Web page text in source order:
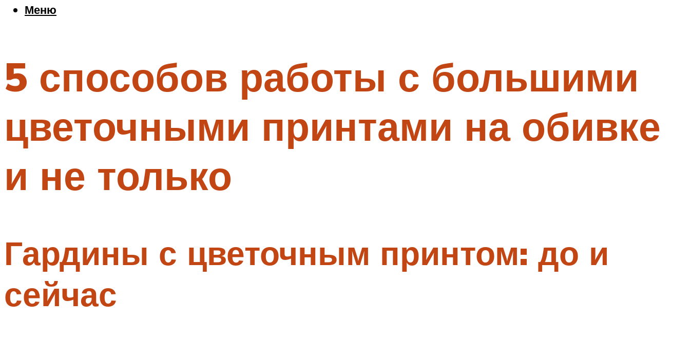
Джемпер и свитер
Меню
Меню
5 способов работы с большими
цветочными принтами на обивке
и не только
Гардины с цветочным принтом: до и
сейчас